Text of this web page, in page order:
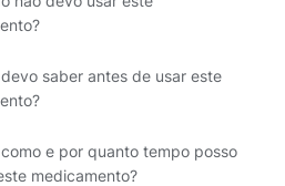
saber antes de usar este
e por quanto tempo posso
medicamento?